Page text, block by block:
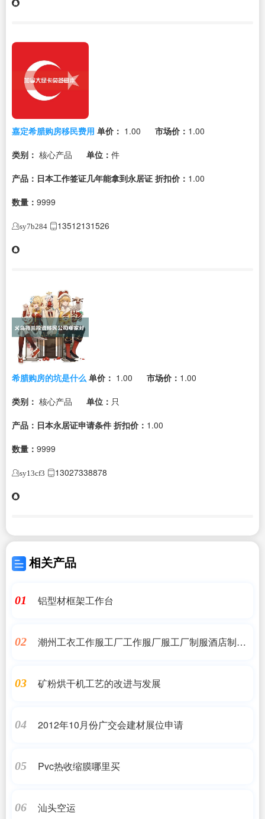
嘉定希腊购房移民费用 单价： 1.00 市场价： 1.00
类别： 核心产品 单位： 件
产品：日本工作签证几年能拿到永居证 折扣价： 1.00
数量： 9999
sy7b284 13512131526
希腊购房的坑是什么 单价： 1.00 市场价： 1.00
类别： 核心产品 单位： 只
产品：日本永居证申请条件 折扣价： 1.00
数量： 9999
sy13cf3 13027338878
相关产品
01 铝型材框架工作台
02
潮州工衣工作服工厂工作服厂服工厂制服酒店制服
03 矿粉烘干机工艺的改进与发展
04 2012年10月份广交会建材展位申请
05 Pvc热收缩膜哪里买
06 汕头空运